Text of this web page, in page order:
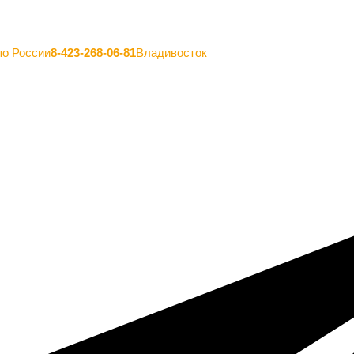
России8-423-268-06-81Владивосток